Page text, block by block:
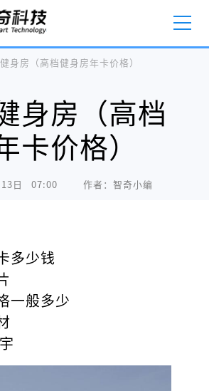
身房（高档健身房年卡价格）
身房（高档
卡价格）
日   07:00 作者：智奇小编
多少钱
一般多少